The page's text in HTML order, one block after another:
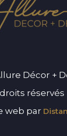
Décor +
droits réservés
web par